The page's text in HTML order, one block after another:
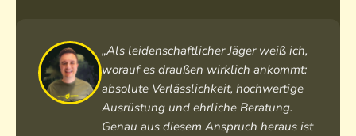
e
„Als leidenschaftlicher Jäger weiß ich,
worauf es draußen wirklich ankommt:
absolute Verlässlichkeit, hochwertige
Ausrüstung und ehrliche Beratung.
Genau aus diesem Anspruch heraus ist